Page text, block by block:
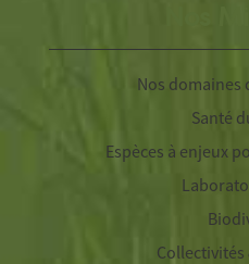
Nos domaines
Santé
Espèces à enjeux
Collectivités